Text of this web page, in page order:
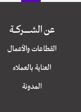
عن الشــــــــــــركــــــة
القطاعات والأعمال
العناية بالعملاء
المدونة